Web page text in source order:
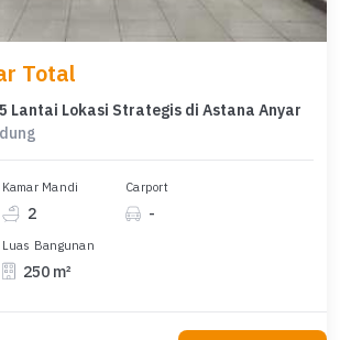
Total
Lantai Lokasi Strategis di Astana Anyar
Kamar Mandi
2
Carport
-
Luas Bangunan
250 m²